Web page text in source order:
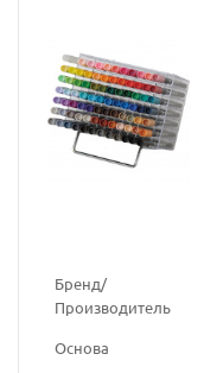
Бренд/
Производитель
Основа